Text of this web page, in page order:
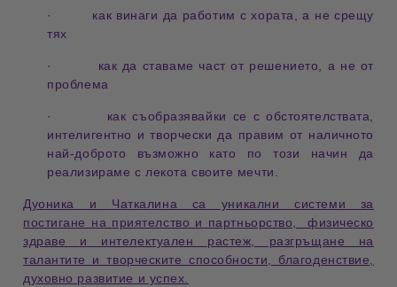
· как винаги да работим с хората, а не срещу
тях
· как да ставаме част от решението, а не от
проблема
· как съобразявайки се с обстоятелствата,
интелигентно и творчески да правим от наличното
най-доброто възможно като по този начин да
реализираме с лекота своите мечти.
Дуоника и Чаткалина са уникални системи за
постигане на приятелство и партньорство, физическо
здраве и интелектуален растеж, разгръщане на
талантите и творческите способности, благоденствие,
духовно развитие и успех.